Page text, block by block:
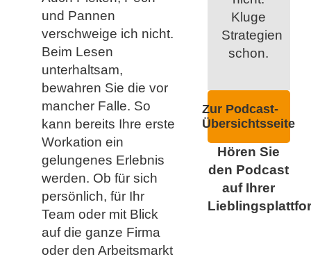
und Pannen
verschweige ich nicht.
Beim Lesen
unterhaltsam,
bewahren Sie die vor
mancher Falle. So
kann bereits Ihre erste
Workation ein
gelungenes Erlebnis
werden. Ob für sich
persönlich, für Ihr
Team oder mit Blick
auf die ganze Firma
oder den Arbeitsmarkt
Kluge
Strategien
schon.
Zur Podcast-
Übersichtsseite
Hören Sie
den Podcast
auf Ihrer